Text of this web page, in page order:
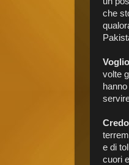
che
volte
e di
cuori